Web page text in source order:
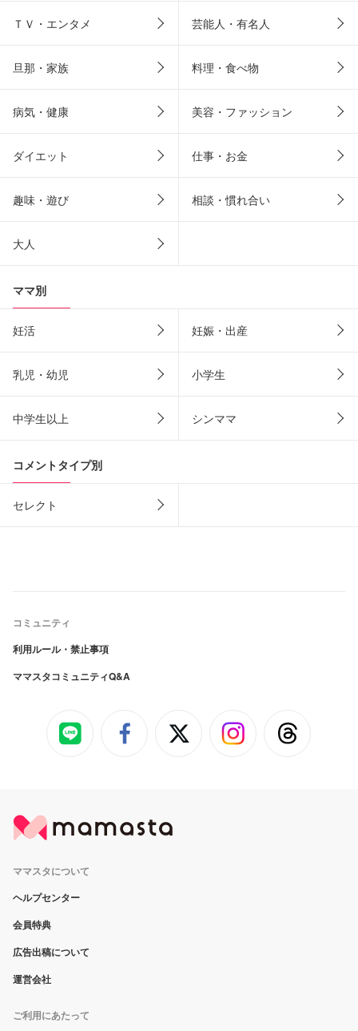
ＴＶ・エンタメ 芸能人・有名人
旦那・家族 料理・食べ物
病気・健康 美容・ファッション
ダイエット 仕事・お金
趣味・遊び 相談・慣れ合い
大人
ママ別
妊活 妊娠・出産
乳児・幼児 小学生
中学生以上 シンママ
コメントタイプ別
セレクト
コミュニティ
利用ルール・禁止事項
ママスタコミュニティQ&A
ママスタについて
ヘルプセンター
会員特典
広告出稿について
運営会社
ご利用にあたって